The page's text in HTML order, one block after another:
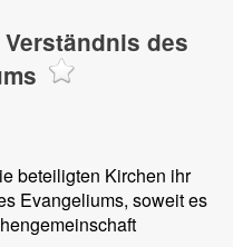
des
beteiligten Kirchen ihr
Evangeliums, soweit es